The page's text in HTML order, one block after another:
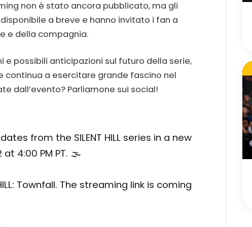
non è stato ancora pubblicato, ma gli
a breve e hanno invitato i fan a
e della compagnia.
possibili anticipazioni sul futuro della serie,
continua a esercitare grande fascino nel
dall’evento? Parliamone sui social!
from the SILENT HILL series in a new
at 4:00 PM PT. 🌫️
Townfall. The streaming link is coming